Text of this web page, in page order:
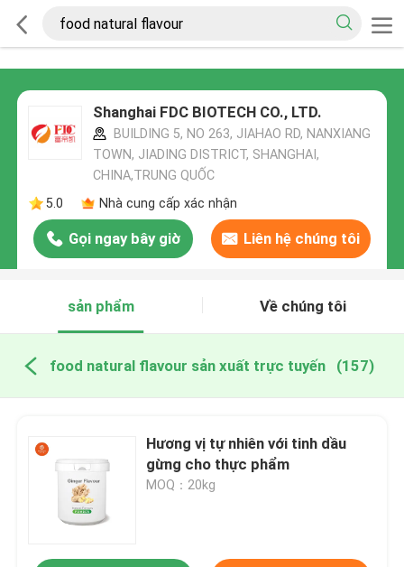
Shanghai FDC BIOTECH CO., LTD.
BUILDING 5, NO 263, JIAHAO RD, NANXIANG
TOWN, JIADING DISTRICT, SHANGHAI,
CHINA,TRUNG QUỐC
5.0
Nhà cung cấp xác nhận
Gọi ngay bây giờ Liên hệ chúng tôi
sản phẩm Về chúng tôi
food natural flavour sản xuất trực tuyến (157)
Hương vị tự nhiên với tinh dầu
gừng cho thực phẩm
MOQ：20kg